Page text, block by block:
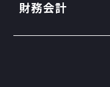
財務会計